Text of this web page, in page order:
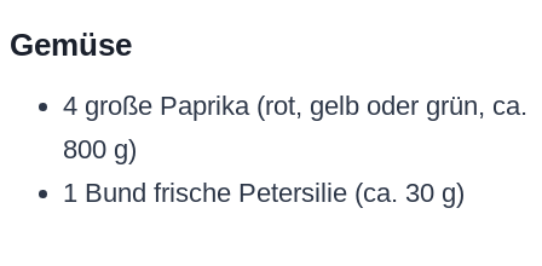
Gemüse
4 große Paprika (rot, gelb oder grün, ca.
800 g)
1 Bund frische Petersilie (ca. 30 g)